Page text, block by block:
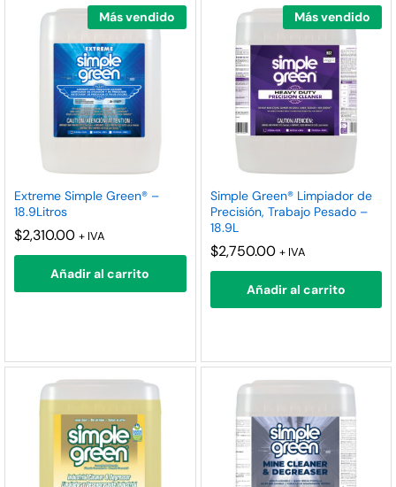
Más vendido
Extreme Simple Green® –
18.9Litros
$2,310.00 + IVA
Añadir al carrito
Más vendido
Simple Green® Limpiador de
Precisión, Trabajo Pesado –
18.9L
$2,750.00 + IVA
Añadir al carrito